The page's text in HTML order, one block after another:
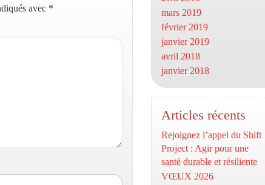
avec *
mars 2019
février 2019
janvier 2019
avril 2018
janvier 2018
Articles récents
Rejoignez l’appel du Shift
Project : Agir pour une
santé durable et résiliente
VŒUX 2026